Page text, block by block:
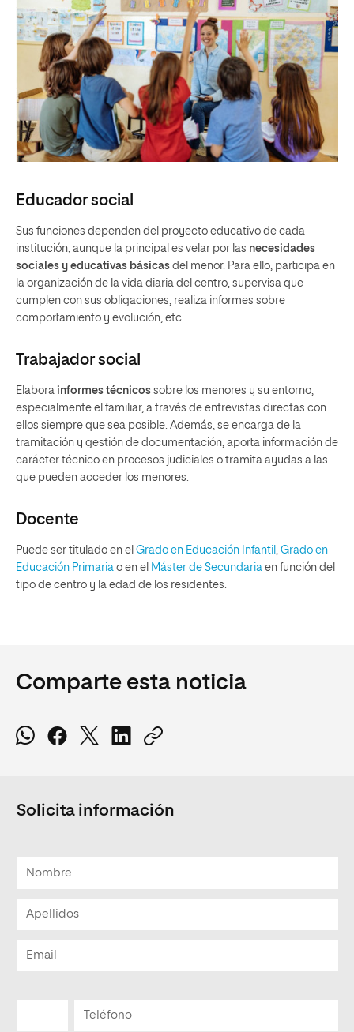
Educador social
Sus funciones dependen del proyecto educativo de cada
institución, aunque la principal es velar por las necesidades
sociales y educativas básicas del menor. Para ello, participa en
la organización de la vida diaria del centro, supervisa que
cumplen con sus obligaciones, realiza informes sobre
comportamiento y evolución, etc.
Trabajador social
Elabora informes técnicos sobre los menores y su entorno,
especialmente el familiar, a través de entrevistas directas con
ellos siempre que sea posible. Además, se encarga de la
tramitación y gestión de documentación, aporta información de
carácter técnico en procesos judiciales o tramita ayudas a las
que pueden acceder los menores.
Docente
Puede ser titulado en el Grado en Educación Infantil
Grado en
Educación Primaria o en el Máster de Secundaria en función del
tipo de centro y la edad de los residentes.
Comparte esta noticia
Solicita información